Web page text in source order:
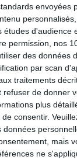
envoyées
études d'audience
permission, nos
des données
par scan
traitements
refuser de donner
plus
consentir.
données
mais
ne
de 9h
Boulevard de
aux chefs
ayant un